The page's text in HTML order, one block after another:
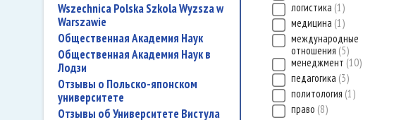
Wszechnica Polska Szkola Wyzsza w
Warszawie
Общественная Академия Наук
Общественная Академия Наук в
Лодзи
Отзывы о Польско-японском
университете
Отзывы об Университете Вистула
логистика 1
медицина 1
международные
отношения 5
менеджмент 10
педагогика 3
политология 1
право 8